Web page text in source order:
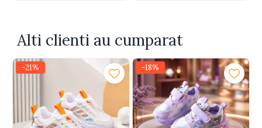
Alti clienti au cumparat
-21% -18%